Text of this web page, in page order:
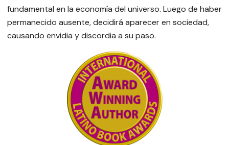
fundamental en la economía del universo. Luego de haber
permanecido ausente, decidirá aparecer en sociedad,
causando envidia y discordia a su paso.